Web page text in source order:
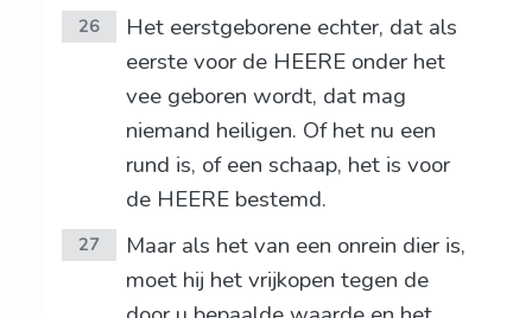
26
Het eerstgeborene echter, dat als
eerste voor de HEERE onder het
vee geboren wordt, dat mag
niemand heiligen. Of het nu een
rund is, of een schaap, het is voor
de HEERE bestemd.
27
Maar als het van een onrein dier is,
moet hij het vrijkopen tegen de